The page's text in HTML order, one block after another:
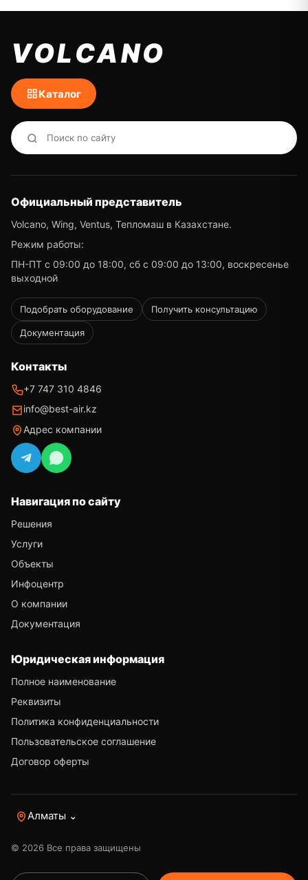
VOLCANO
Каталог
Официальный представитель
Volcano, Wing, Ventus, Тепломаш в Казахстане.
Режим работы:
ПН-ПТ с 09:00 до 18:00, сб с 09:00 до 13:00, воскресенье
выходной
Подобрать оборудование Получить консультацию
Документация
Контакты
+7 747 310 4846
info@best-air.kz
Адрес компании
Навигация по сайту
Решения
Услуги
Объекты
Инфоцентр
О компании
Документация
Юридическая информация
Полное наименование
Реквизиты
Политика конфиденциальности
Пользовательское соглашение
Договор оферты
Алматы ⌄
© 2026 Все права защищены